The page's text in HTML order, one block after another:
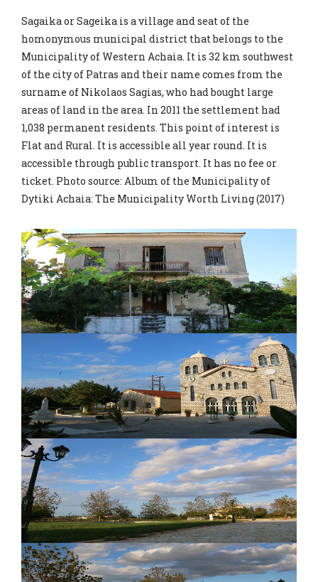
Sagaika or Sageika is a village and seat of the
homonymous municipal district that belongs to the
Municipality of Western Achaia. It is 32 km southwest
of the city of Patras and their name comes from the
surname of Nikolaos Sagias, who had bought large
areas of land in the area. In 2011 the settlement had
1,038 permanent residents. This point of interest is
Flat and Rural. It is accessible all year round. It is
accessible through public transport. It has no fee or
ticket. Photo source: Album of the Municipality of
Dytiki Achaia: The Municipality Worth Living (2017)